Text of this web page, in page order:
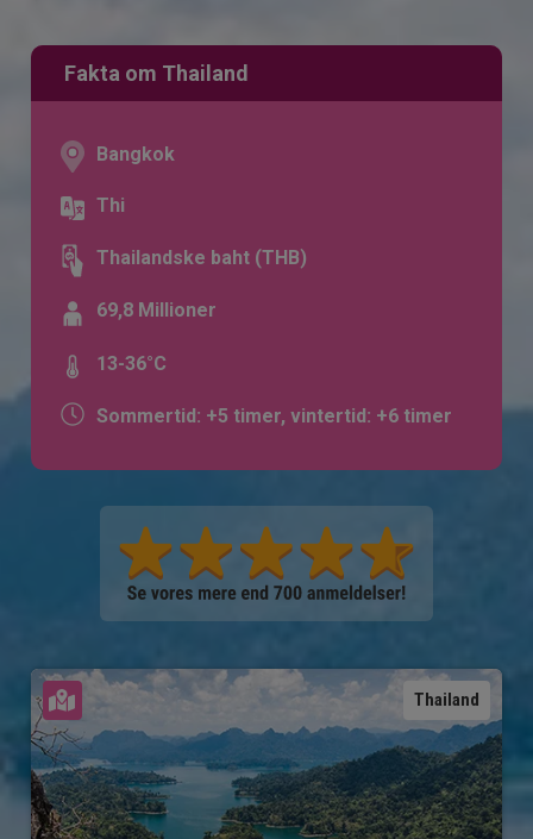
Fakta om Thailand
Bangkok
Thi
Thailandske baht (THB)
69,8 Millioner
13-36°C
Sommertid: +5 timer, vintertid: +6 timer
Thailand
Se kort